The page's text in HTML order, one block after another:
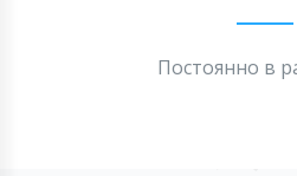
Постоянно в